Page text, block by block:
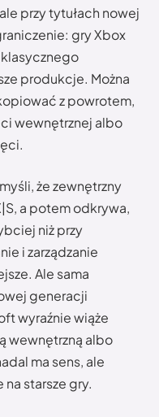
przy tytułach nowej
gry Xbox
klasycznego
produkcje. Można
z powrotem,
wewnętrznej albo
że zewnętrzny
a potem odkrywa,
niż przy
i zarządzanie
Ale sama
generacji
wyraźnie wiąże
wewnętrzną albo
ma sens, ale
starsze gry.